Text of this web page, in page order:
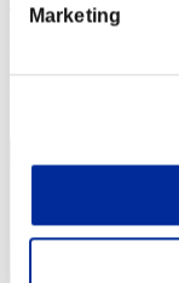
Marketing